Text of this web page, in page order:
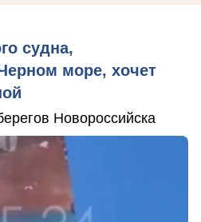
судна,
море, хочет
Новороссийска